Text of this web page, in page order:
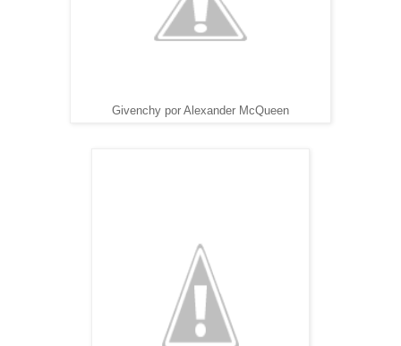
Givenchy por Alexander McQueen